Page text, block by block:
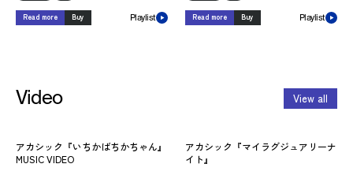
Read more Buy Playlist Read more Buy Playlist
Video View all
アカシック『いちかばちかちゃん』
MUSIC VIDEO
アカシック『マイラグジュアリーナ
イト』